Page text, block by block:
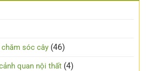
sóc cây (46)
quan nội thất (4)